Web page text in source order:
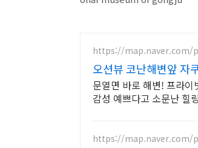
https://map.naver.com/
오션뷰 코난해변앞 자
문열면 바로 해변! 프라
감성 예쁘다고 소문난 힐
https://map.naver.com/